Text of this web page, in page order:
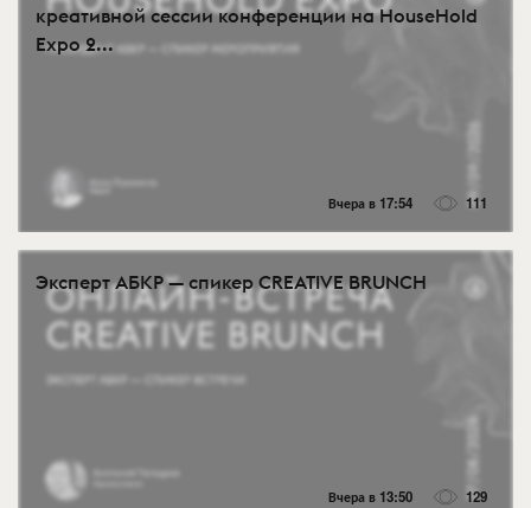
креативной сессии конференции на HouseHold
Expo 2...
Вчера в 17:54 111
Эксперт АБКР — спикер CREATIVE BRUNCH
Вчера в 13:50 129